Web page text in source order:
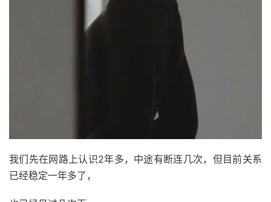
我们先在网路上认识2年多，中途有断连几次，但目前关系
已经稳定一年多了，